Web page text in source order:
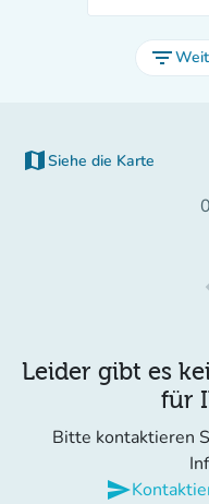
filter_list
map Siehe die Karte
(new tab)
0
Leider gibt es
für
Bitte kontaktieren
send